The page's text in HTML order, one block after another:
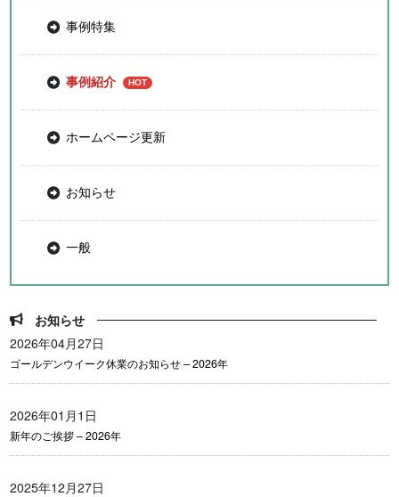
事例特集
事例紹介
ホームページ更新
お知らせ
一般
お知らせ
2026年04月27日
ゴールデンウイーク休業のお知らせ – 2026年
2026年01月1日
新年のご挨拶 – 2026年
2025年12月27日